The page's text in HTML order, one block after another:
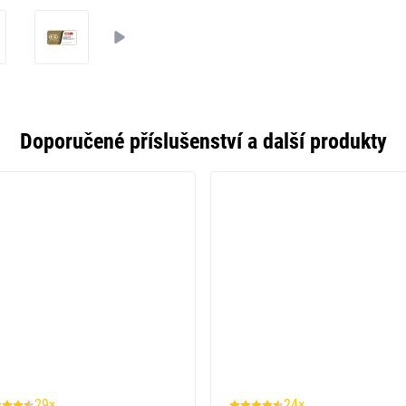
Doporučené příslušenství a další produkty